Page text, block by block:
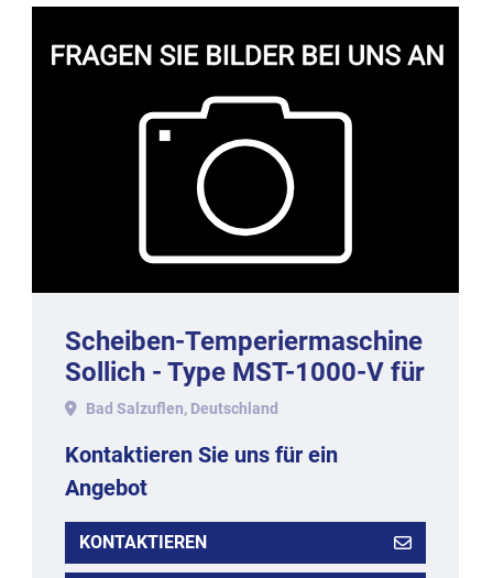
Scheiben-Temperiermaschine
Sollich - Type MST-1000-V für
1000 kg/h
Bad Salzuflen, Deutschland
Kontaktieren Sie uns für ein
Angebot
KONTAKTIEREN